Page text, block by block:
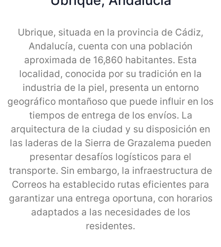
Ubrique, situada en la provincia de Cádiz,
Andalucía, cuenta con una población
aproximada de 16,860 habitantes. Esta
localidad, conocida por su tradición en la
industria de la piel, presenta un entorno
geográfico montañoso que puede influir en los
tiempos de entrega de los envíos. La
arquitectura de la ciudad y su disposición en
las laderas de la Sierra de Grazalema pueden
presentar desafíos logísticos para el
transporte. Sin embargo, la infraestructura de
Correos ha establecido rutas eficientes para
garantizar una entrega oportuna, con horarios
adaptados a las necesidades de los
residentes.